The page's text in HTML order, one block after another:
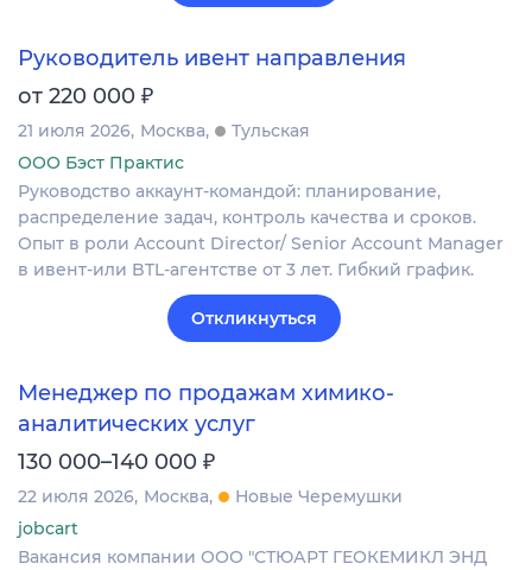
Руководитель ивент направления
от 220 000 ₽
21 июля 2026 Москва
Тульская
ООО Бэст Практис
Руководство аккаунт-командой: планирование,
распределение задач, контроль качества и сроков.
Опыт в роли Account Director/ Senior Account Manager
в ивент-или BTL-агентстве от 3 лет. Гибкий график.
Откликнуться
Менеджер по продажам химико-
аналитических услуг
130 000–140 000 ₽
22 июля 2026 Москва
Новые Черемушки
jobcart
Вакансия компании ООО "СТЮАРТ ГЕОКЕМИКЛ ЭНД